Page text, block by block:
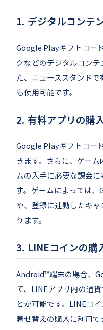
デジタルコンテ
Google Playギフトコー
クなどのデジタルコン
た、ニューススタンド
も使用可能です。
有料アプリの購
Google Playギフトコー
きます。さらに、ゲー
ムの入手に必要な課金
す。ゲームによっては
や、登録に連動したキ
ります。
LINEコインの購
Android™端末の場合、
て、LINEアプリ内の通
とが可能です。LINEコ
着せ替えの購入に利用で